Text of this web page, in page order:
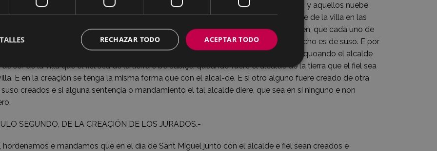
les de aquel anno en que ha seydo alcalde e aparten nuebe honbres de la tierra, y aquellos nuebe
del alcalde e ofiçiales, nonbren e elijan si se conçertaren, que elijan otros nuebe de la villa en las
e en cada calle tres de los más pertenesçidos para ello e si así non se conçertaren, que cada uno de
nonbre el suyo e sean puestos nuebe charteles e se saquen e se faga commo dicho es de suso. E por
vía e forma se faga e nonbre e aia el fiel o procurador síndico que obiere de ser. E quoando el alcalde
ser de la villa que el fiel sea de la tierra e bersabiçe, quoando fuere el alcalde de la tierra que el fiel sea
E en la creaçión se tenga la misma forma que con el alcal-de. E si otro alguno fuere creado de otra
creados e si alguna sentençia o mandamiento el tal alcalde diere, que sea en sí ninguno e non
SEGUNDO, DE LA CREAÇIÓN DE LOS JURADOS.-
hordenamos e mandamos que en el día de Sant Miguel junto con el alcalde e fiel sean creados e
ACEPTAR TODO
RECHAZAR TODO